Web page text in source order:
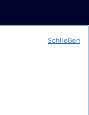
Schließen